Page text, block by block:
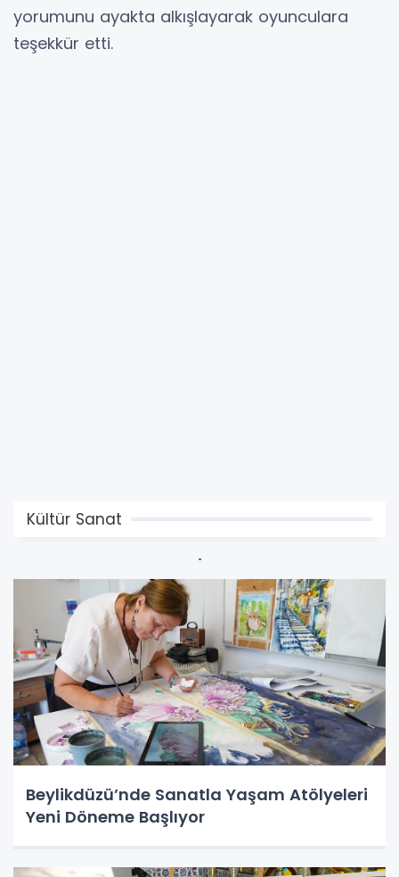
yorumunu ayakta alkışlayarak oyunculara
teşekkür etti.
Kültür Sanat
Beylikdüzü’nde Sanatla Yaşam Atölyeleri
Yeni Döneme Başlıyor